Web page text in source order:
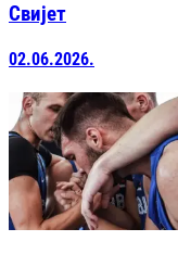
Свијет
02.06.2026.